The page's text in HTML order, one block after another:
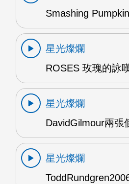
Smashing
星光燦爛
ROSES 玫瑰的詠
星光燦爛
DavidGilmour兩張
星光燦爛